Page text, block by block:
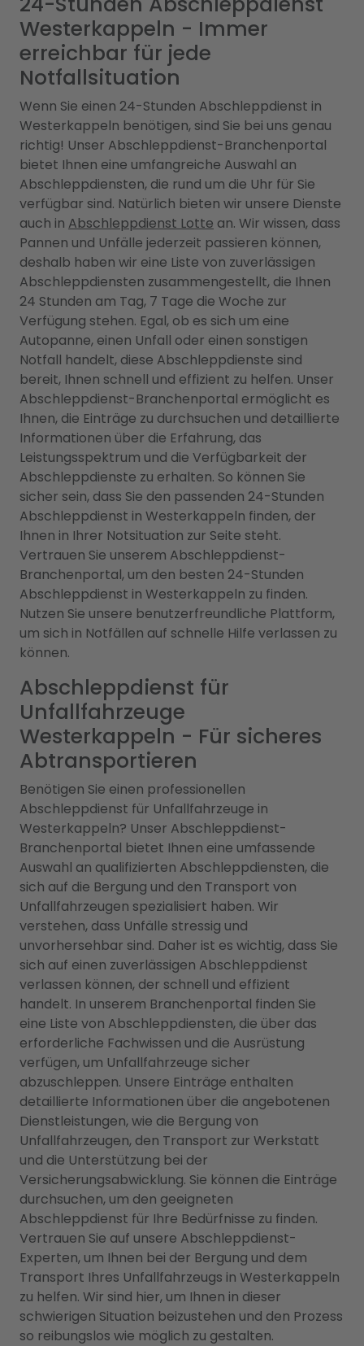
Westerkappeln - Immer
erreichbar für jede
Notfallsituation
Wenn Sie einen 24-Stunden Abschleppdienst in
Westerkappeln benötigen, sind Sie bei uns genau
richtig! Unser Abschleppdienst-Branchenportal
bietet Ihnen eine umfangreiche Auswahl an
Abschleppdiensten, die rund um die Uhr für Sie
verfügbar sind. Natürlich bieten wir unsere Dienste
auch in Abschleppdienst Lotte an. Wir wissen, dass
Pannen und Unfälle jederzeit passieren können,
deshalb haben wir eine Liste von zuverlässigen
Abschleppdiensten zusammengestellt, die Ihnen
24 Stunden am Tag, 7 Tage die Woche zur
Verfügung stehen. Egal, ob es sich um eine
Autopanne, einen Unfall oder einen sonstigen
Notfall handelt, diese Abschleppdienste sind
bereit, Ihnen schnell und effizient zu helfen. Unser
Abschleppdienst-Branchenportal ermöglicht es
Ihnen, die Einträge zu durchsuchen und detaillierte
Informationen über die Erfahrung, das
Leistungsspektrum und die Verfügbarkeit der
Abschleppdienste zu erhalten. So können Sie
sicher sein, dass Sie den passenden 24-Stunden
Abschleppdienst in Westerkappeln finden, der
Ihnen in Ihrer Notsituation zur Seite steht.
Vertrauen Sie unserem Abschleppdienst-
Branchenportal, um den besten 24-Stunden
Abschleppdienst in Westerkappeln zu finden.
Nutzen Sie unsere benutzerfreundliche Plattform,
um sich in Notfällen auf schnelle Hilfe verlassen zu
können.
Abschleppdienst für
Unfallfahrzeuge
Westerkappeln - Für sicheres
Abtransportieren
Benötigen Sie einen professionellen
Abschleppdienst für Unfallfahrzeuge in
Westerkappeln? Unser Abschleppdienst-
Branchenportal bietet Ihnen eine umfassende
Auswahl an qualifizierten Abschleppdiensten, die
sich auf die Bergung und den Transport von
Unfallfahrzeugen spezialisiert haben. Wir
verstehen, dass Unfälle stressig und
unvorhersehbar sind. Daher ist es wichtig, dass Sie
sich auf einen zuverlässigen Abschleppdienst
verlassen können, der schnell und effizient
handelt. In unserem Branchenportal finden Sie
eine Liste von Abschleppdiensten, die über das
erforderliche Fachwissen und die Ausrüstung
verfügen, um Unfallfahrzeuge sicher
abzuschleppen. Unsere Einträge enthalten
detaillierte Informationen über die angebotenen
Dienstleistungen, wie die Bergung von
Unfallfahrzeugen, den Transport zur Werkstatt
und die Unterstützung bei der
Versicherungsabwicklung. Sie können die Einträge
durchsuchen, um den geeigneten
Abschleppdienst für Ihre Bedürfnisse zu finden.
Vertrauen Sie auf unsere Abschleppdienst-
Experten, um Ihnen bei der Bergung und dem
Transport Ihres Unfallfahrzeugs in Westerkappeln
zu helfen. Wir sind hier, um Ihnen in dieser
schwierigen Situation beizustehen und den Prozess
so reibungslos wie möglich zu gestalten.